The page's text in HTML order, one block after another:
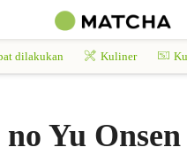
dilakukan Kuliner
Yu